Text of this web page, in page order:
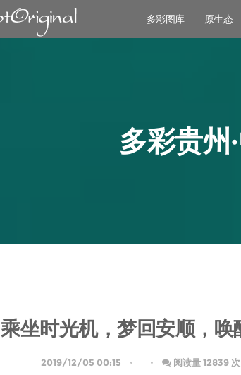
多彩图库 原生态
多彩贵州
乘坐时光机，梦回安顺，
2019/12/05 00:15 阅读量 12839 次